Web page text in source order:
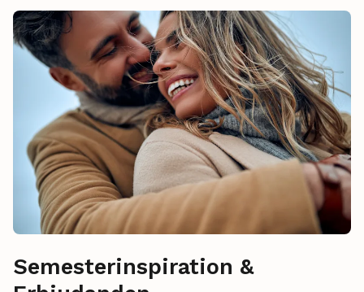
Semesterinspiration &